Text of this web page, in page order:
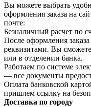
Вы можете выбрать
оформления заказа на
почте:
Безналичный расчет по
После оформления
реквизитами. Вы сможете
или в отделении банка.
Работаем по системе
— все документы
Оплата банковской
пришлем ссылку на
Доставка по городу